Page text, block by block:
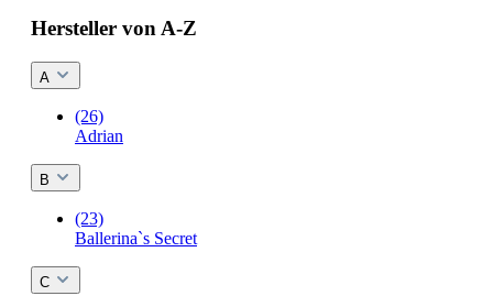
Hersteller von A-Z
A
(26)
Adrian
B
(23)
Ballerina`s Secret
C